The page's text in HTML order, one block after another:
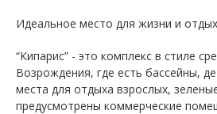
Идеальное место для жизни и
“Кипарис” - это комплекс в стиле
Возрождения, где есть бассейны,
места для отдыха взрослых,
предусмотрены коммерческие